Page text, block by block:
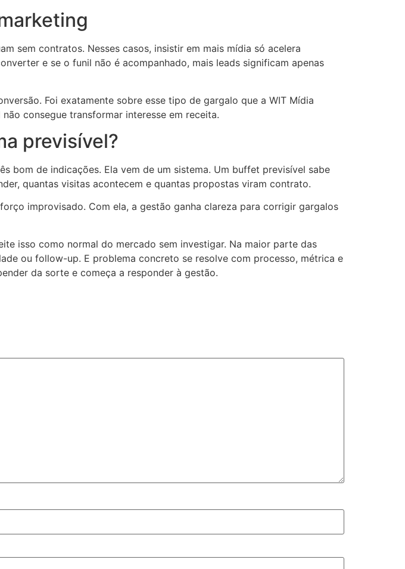
sem contratos. Nesses casos, insistir em mais mídia só acelera
e se o funil não é acompanhado, mais leads significam apenas
Foi exatamente sobre esse tipo de gargalo que a WIT Mídia
consegue transformar interesse em receita.
previsível?
bom de indicações. Ela vem de um sistema. Um buffet previsível sabe
quantas visitas acontecem e quantas propostas viram contrato.
improvisado. Com ela, a gestão ganha clareza para corrigir gargalos
isso como normal do mercado sem investigar. Na maior parte das
ou follow-up. E problema concreto se resolve com processo, métrica e
da sorte e começa a responder à gestão.